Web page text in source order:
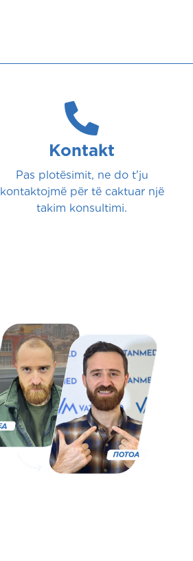
Kontakt
Pas plotësimit, ne do t'ju
kontaktojmë për të caktuar një
takim konsultimi.